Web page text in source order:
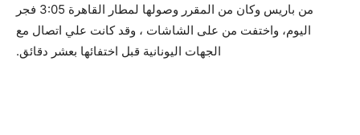
من باريس وكان من المقرر وصولها لمطار القاهرة 3:05 فجر
اليوم، واختفت من على الشاشات ، وقد كانت علي اتصال مع
الجهات اليونانية قبل اختفائها بعشر دقائق.